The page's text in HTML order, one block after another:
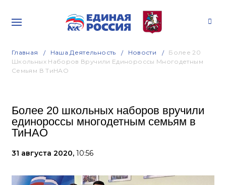
Главная Наша Деятельность Новости
Более 20
Школьных Наборов Вручили Единороссы Многодетным
Семьям В ТиНАО
Более 20 школьных наборов вручили
единороссы многодетным семьям в
ТиНАО
31 августа 2020, 10:56